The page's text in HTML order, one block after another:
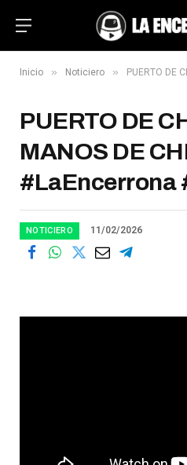
Inicio » Noticiero » PUERTO DE
PUERTO DE
MANOS DE
#LaEncerrona
NOTICIERO 11/02/2026